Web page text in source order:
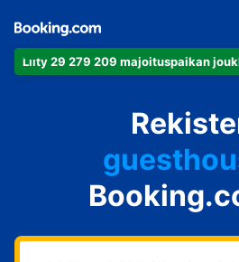
Liity 29 279 209 majoituspaikan
loma-
bed &